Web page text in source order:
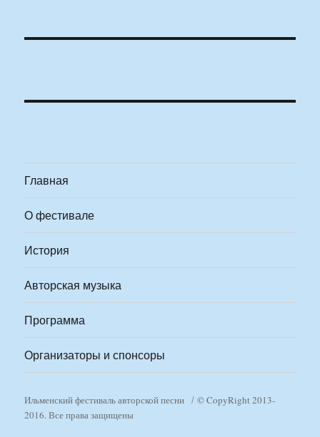
Главная
О фестивале
История
Авторская музыка
Программа
Организаторы и спонсоры
Ильменский фестиваль авторской песни
© CopyRight 2013-
2016. Все права защищены